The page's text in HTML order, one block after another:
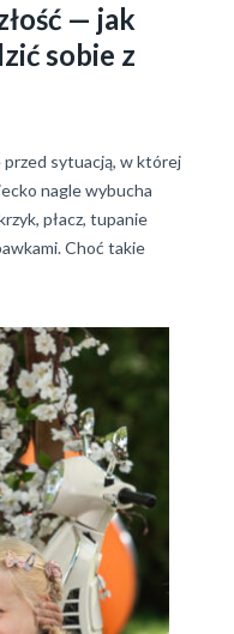
— jak
sobie z
przed sytuacją, w której
nagle wybucha
płacz, tupanie
Choć takie